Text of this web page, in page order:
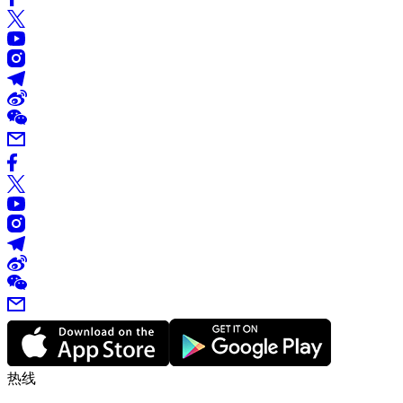
热线